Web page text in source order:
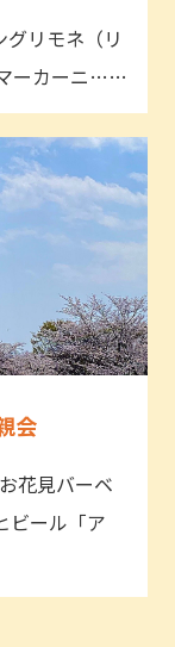
リモネ（リ
ーカーニ……
会
花見バーベ
ビール「ア